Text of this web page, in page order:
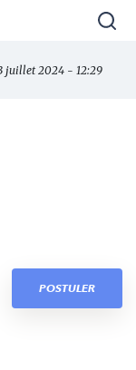
juillet 2024 - 12:29
POSTULER